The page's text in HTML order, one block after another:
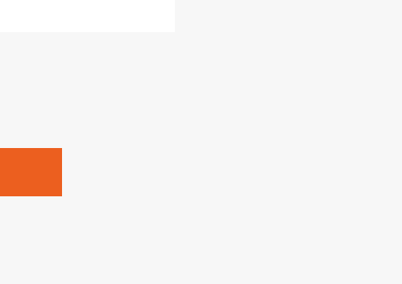
、変更後のサービスを含
ます。
Biz/Zine」「HRzine」